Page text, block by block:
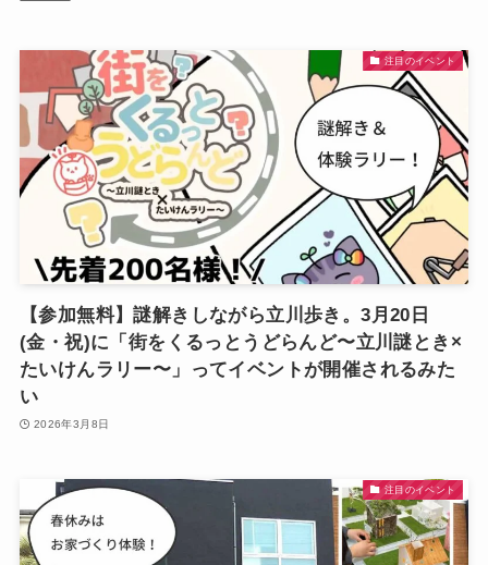
注目のイベント
【参加無料】謎解きしながら立川歩き。3月20日
(金・祝)に「街をくるっとうどらんど〜立川謎とき×
たいけんラリー〜」ってイベントが開催されるみた
い
2026年3月8日
注目のイベント